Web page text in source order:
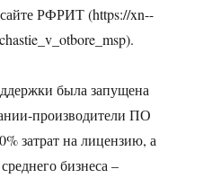
РФРИТ (https://xn--
была запущена
производители ПО
затрат на лицензию, а
бизнеса –